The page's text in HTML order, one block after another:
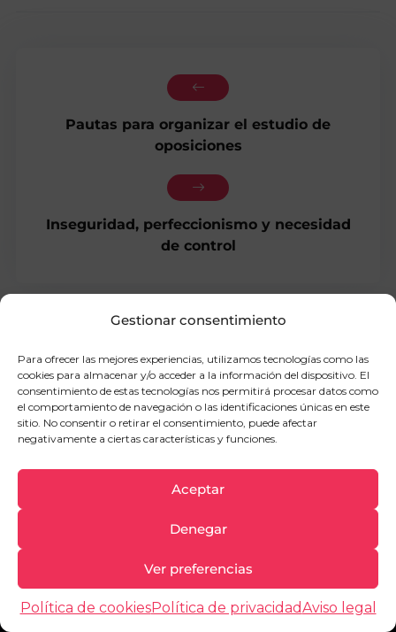
Gestionar consentimiento
Para ofrecer las mejores experiencias, utilizamos tecnologías como las
cookies para almacenar y/o acceder a la información del dispositivo. El
consentimiento de estas tecnologías nos permitirá procesar datos como
el comportamiento de navegación o las identificaciones únicas en este
sitio. No consentir o retirar el consentimiento, puede afectar
negativamente a ciertas características y funciones.
Aceptar
Denegar
Ver preferencias
Política de cookiesPolítica de privacidadAviso legal
Pautas para organizar el estudio de
oposiciones
Inseguridad, perfeccionismo y necesidad
de control
900 101 716
info@opopsicologos.com